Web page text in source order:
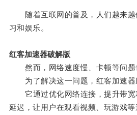
随着互联网的普及，人们越来越
习和娱乐。
红客加速器破解版
然而，网络速度慢、卡顿等问题
为了解决这一问题，红客加速器
它通过优化网络连接，提升带宽
延迟，让用户在观看视频、玩游戏